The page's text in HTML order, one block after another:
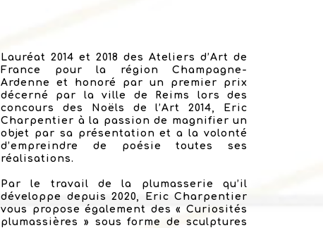
Lauréat 2014 et 2018 des Ateliers d’Art de
France pour la région Champagne-
Ardenne et honoré par un premier prix
décerné par la ville de Reims lors des
concours des Noëls de l’Art 2014, Eric
Charpentier à la passion de magnifier un
objet par sa présentation et a la volonté
d’empreindre de poésie toutes ses
réalisations.
Par le travail de la plumasserie qu’il
développe depuis 2020, Eric Charpentier
vous propose également des « Curiosités
plumassières » sous forme de sculptures